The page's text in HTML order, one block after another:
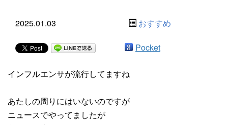
2025.01.03 おすすめ
Pocket
インフルエンサが流行してますね
あたしの周りにはいないのですが
ニュースでやってましたが